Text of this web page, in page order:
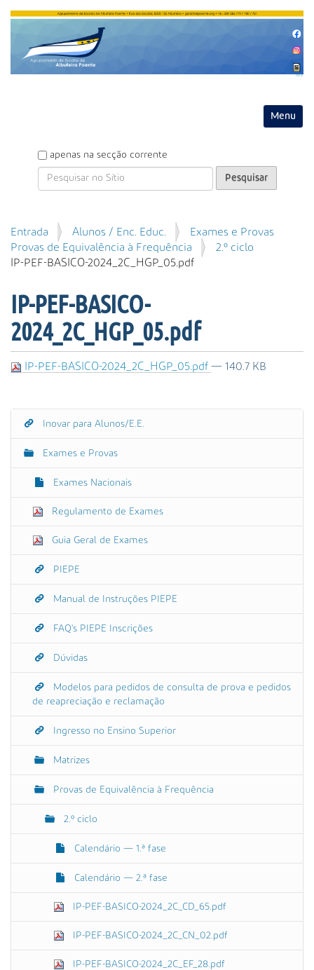
Toggle
P
e
i
s
a
apenas na secção corrente
P
e
s
a
A
v
ç
Entrada Alunos / Enc. Educ.
Exames e Provas
Provas de Equivalência à Frequência
2.º ciclo
IP-PEF-BASICO-2024_2C_HGP_05.pdf
IP-PEF-BASICO-
2024_2C_HGP_05.pdf
IP-PEF-BASICO-2024_2C_HGP_05.pdf — 140.7 KB
N
Inovar para Alunos/E.E.
Exames e Provas
Exames Nacionais
Regulamento de Exames
Guia Geral de Exames
PIEPE
Manual de Instruções PIEPE
FAQ's PIEPE Inscrições
Dúvidas
Modelos para pedidos de consulta de prova e pedidos
de reapreciação e reclamação
Ingresso no Ensino Superior
Matrizes
Provas de Equivalência à Frequência
2.º ciclo
Calendário — 1.ª fase
Calendário — 2.ª fase
IP-PEF-BASICO-2024_2C_CD_65.pdf
IP-PEF-BASICO-2024_2C_CN_02.pdf
IP-PEF-BASICO-2024_2C_EF_28.pdf